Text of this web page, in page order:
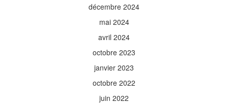
décembre 2024
mai 2024
avril 2024
octobre 2023
janvier 2023
octobre 2022
juin 2022